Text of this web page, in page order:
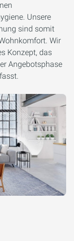
Unsere
sind somit
Wir
Konzept, das
Angebotsphase